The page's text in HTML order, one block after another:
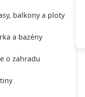
balkony a ploty
a bazény
o zahradu